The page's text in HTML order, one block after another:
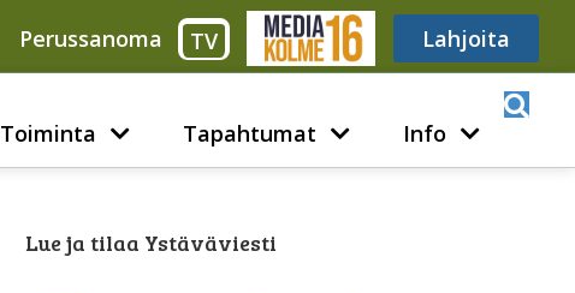
Perussanoma TV Media316 Lahjoita
Toiminta Tapahtumat Info
Lue ja tilaa Ystäväviesti